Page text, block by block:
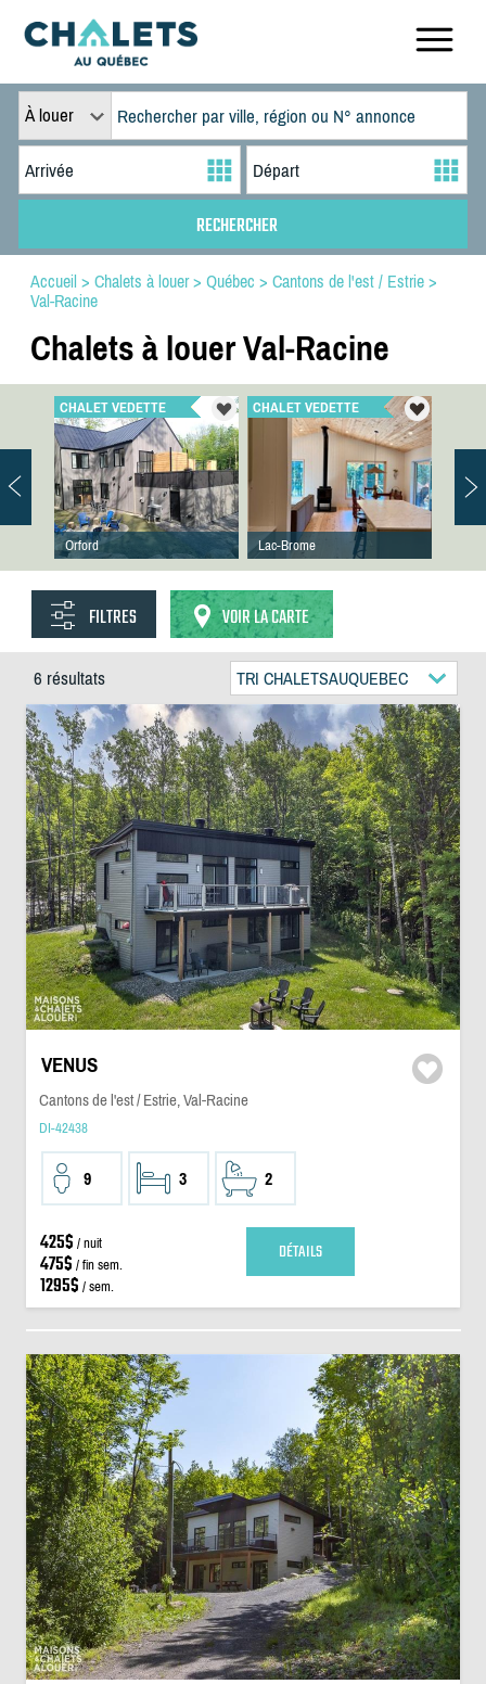
À louer
Accueil > Chalets à louer> Québec > Cantons de l'est / Estrie>
Val-Racine
Chalets à louer Val-Racine
CHALET VEDETTE
Orford
CHALET VEDETTE
Lac-Brome
FILTRES VOIR LA CARTE
6 résultats TRI CHALETSAUQUEBEC
VENUS
Cantons de l'est / Estrie, Val-Racine
DI-42438
9 3 2
425$ / nuit
475$ / fin sem.
1295$ / sem.
DÉTAILS